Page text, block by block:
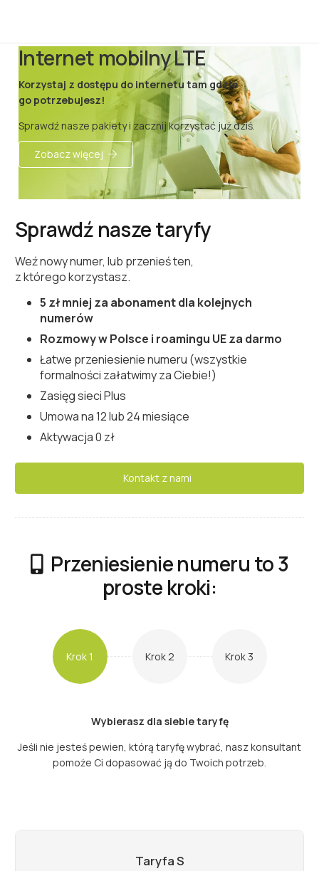
Internet mobilny LTE
Korzystaj z dostępu do internetu tam gdzie
go potrzebujesz!
Sprawdź nasze pakiety i zacznij korzystać już dziś.
Zobacz więcej
Sprawdź nasze taryfy
Weź nowy numer, lub przenieś ten,
z którego korzystasz.
5 zł mniej za abonament dla kolejnych
numerów
Rozmowy w Polsce i roamingu UE za darmo
Łatwe przeniesienie numeru (wszystkie
formalności załatwimy za Ciebie!)
Zasięg sieci Plus
Umowa na 12 lub 24 miesiące
Aktywacja 0 zł
Kontakt z nami
Przeniesienie numeru to 3
proste kroki:
Krok 1 Krok 2 Krok 3
Wybierasz dla siebie taryfę
Jeśli nie jesteś pewien, którą taryfę wybrać, nasz konsultant
pomoże Ci dopasować ją do Twoich potrzeb.
Taryfa S